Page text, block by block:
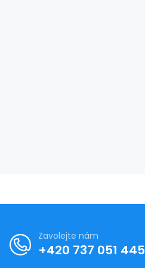
Zavolejte nám
+420 737 051 445